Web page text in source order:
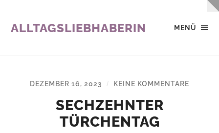
MENÜ
ALLTAGSLIEBHABERIN
DEZEMBER 16, 2023 / KEINE KOMMENTARE
SECHZEHNTER
TÜRCHENTAG